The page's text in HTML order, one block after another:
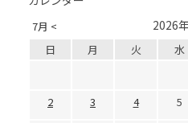
7月 < 2026
日 月 火 水
2
3 4 5